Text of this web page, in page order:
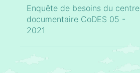
Enquête de besoins du centre
documentaire CoDES 05 -
2021